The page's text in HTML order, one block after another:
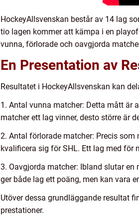
HockeyAllsvenskan består av 14 lag
tio lagen kommer att kämpa i en
vunna, förlorade och oavgjorda
En Presentation av
Resultatet i HockeyAllsvenskan kan
1. Antal vunna matcher: Detta mått är
matcher ett lag vinner, desto större är
2. Antal förlorade matcher: Precis
kvalificera sig för SHL. Ett lag med för
3. Oavgjorda matcher: Ibland slutar
ger både lag ett poäng, men kan vara
Utöver dessa grundläggande resultat
prestationer.